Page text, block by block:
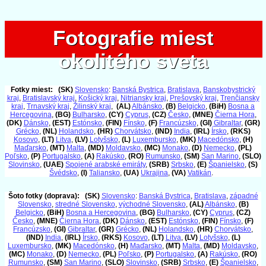
Fotografie miest
okolitého sveta
Fotografie miest
okolitého sveta
Fotky miest: (SK) Slovensko: Banská Bystrica, Bratislava, Banskobystrický
kraj, Bratislavský kraj, Košický kraj, Nitriansky kraj, Prešovský kraj, Trenčiansky
kraj, Trnavský kraj, Žilinský kraj, (AL)Albánsko, (B) Belgicko, (BiH) Bosna a
Hercegovina, (BG) Bulharsko, (CY) Cyprus, (CZ) Česko, (MNE) Čierna Hora,
(DK) Dánsko, (EST) Estónsko, (FIN) Fínsko, (F) Francúzsko, (GI) Gibraltar, (GR)
Grécko, (NL) Holandsko, (HR) Chorvátsko, (IND) India, (IRL) Írsko, (RKS)
Kosovo, (LT) Litva, (LV) Lotyšsko, (L) Luxembursko, (MK) Macedónsko, (H)
Maďarsko, (MT) Malta, (MD) Moldavsko, (MC) Monako, (D) Nemecko, (PL)
Poľsko, (P) Portugalsko, (A) Rakúsko, (RO) Rumunsko, (SM) San Marino, (SLO)
Slovinsko, (UAE) Spojené arabské emiráty, (SRB) Srbsko, (E) Španielsko, (S)
Švédsko, (I) Taliansko, (UA) Ukrajina, (VA) Vatikán.
Šoto fotky (doprava): (SK) Slovensko: Banská Bystrica, Bratislava, západné
Slovensko, stredné Slovensko, východné Slovensko, (AL)Albánsko, (B)
Belgicko, (BiH) Bosna a Hercegovina, (BG) Bulharsko, (CY) Cyprus, (CZ)
Česko, (MNE) Čierna Hora, (DK) Dánsko, (EST) Estónsko, (FIN) Fínsko, (F)
Francúzsko, (GI) Gibraltar, (GR) Grécko, (NL) Holandsko, (HR) Chorvátsko,
(IND) India, (IRL) Írsko, (RKS) Kosovo, (LT) Litva, (LV) Lotyšsko, (L)
Luxembursko, (MK) Macedónsko, (H) Maďarsko, (MT) Malta, (MD) Moldavsko,
(MC) Monako, (D) Nemecko, (PL) Poľsko, (P) Portugalsko, (A) Rakúsko, (RO)
Rumunsko, (SM) San Marino, (SLO) Slovinsko, (SRB) Srbsko, (E) Španielsko,